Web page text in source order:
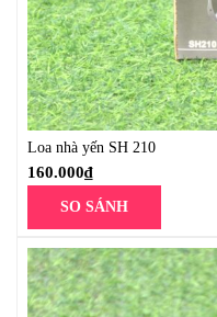
Loa nhà yến SH 210
160.000₫
SO SÁNH